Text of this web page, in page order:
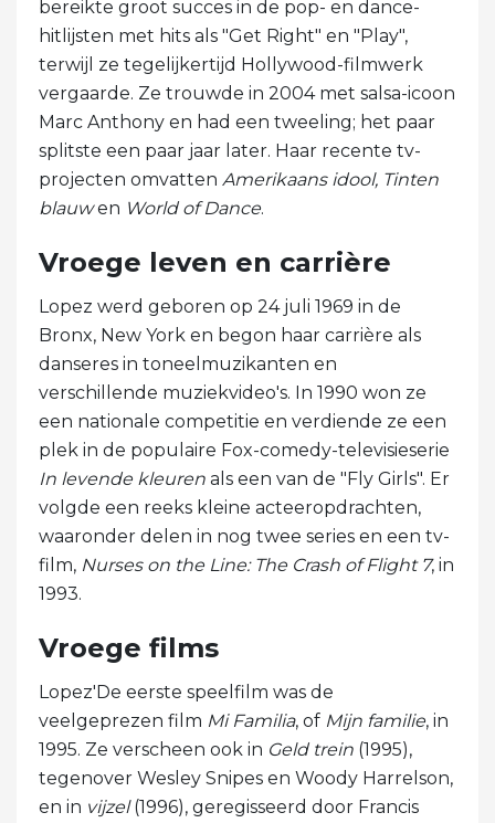
bereikte groot succes in de pop- en dance-
hitlijsten met hits als "Get Right" en "Play",
terwijl ze tegelijkertijd Hollywood-filmwerk
vergaarde. Ze trouwde in 2004 met salsa-icoon
Marc Anthony en had een tweeling; het paar
splitste een paar jaar later. Haar recente tv-
projecten omvatten Amerikaans idool, Tinten
blauwen World of Dance.
Vroege leven en carrière
Lopez werd geboren op 24 juli 1969 in de
Bronx, New York en begon haar carrière als
danseres in toneelmuzikanten en
verschillende muziekvideo's. In 1990 won ze
een nationale competitie en verdiende ze een
plek in de populaire Fox-comedy-televisieserie
In levende kleuren als een van de "Fly Girls". Er
volgde een reeks kleine acteeropdrachten,
waaronder delen in nog twee series en een tv-
film, Nurses on the Line: The Crash of Flight 7, in
1993.
Vroege films
Lopez'De eerste speelfilm was de
veelgeprezen film Mi Familia, of Mijn familie, in
1995. Ze verscheen ook in Geld trein (1995),
tegenover Wesley Snipes en Woody Harrelson,
en in vijzel(1996), geregisseerd door Francis